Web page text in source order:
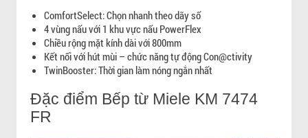
đ
đ
đ
ComfortSelect: Chọn nhanh theo dãy số
4 vùng nấu với 1 khu vực nấu PowerFlex
Chiều rộng mặt kính dài với 800mm
Kết nối với hút mùi – chức năng tự động Con@ctivity
TwinBooster: Thời gian làm nóng ngắn nhất
Đặc điểm Bếp từ Miele KM 7474
FR